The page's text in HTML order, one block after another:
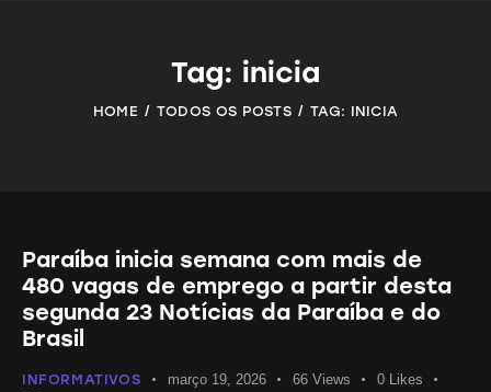
Tag: inicia
HOME TODOS OS POSTS TAG: INICIA
Paraíba inicia semana com mais de
480 vagas de emprego a partir desta
segunda 23 Notícias da Paraíba e do
Brasil
INFORMATIVOS março 19, 2026 66 Views 0
Likes